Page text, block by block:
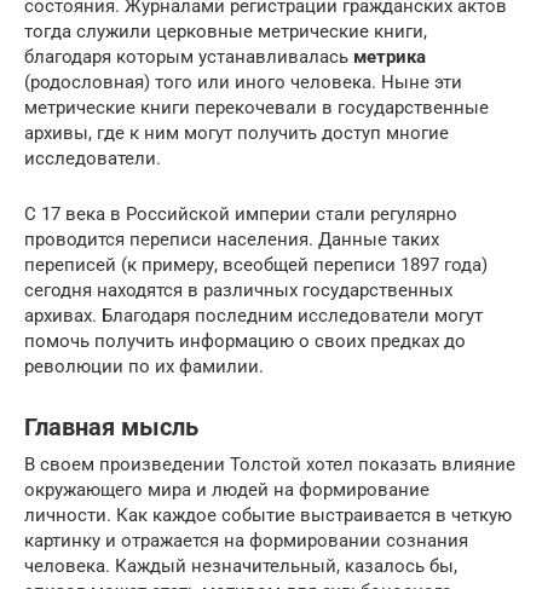
состояния. Журналами регистрации гражданских актов
тогда служили церковные метрические книги,
благодаря которым устанавливалась метрика
(родословная) того или иного человека. Ныне эти
метрические книги перекочевали в государственные
архивы, где к ним могут получить доступ многие
исследователи.
С 17 века в Российской империи стали регулярно
проводится переписи населения. Данные таких
переписей (к примеру, всеобщей переписи 1897 года)
сегодня находятся в различных государственных
архивах. Благодаря последним исследователи могут
помочь получить информацию о своих предках до
революции по их фамилии.
Главная мысль
В своем произведении Толстой хотел показать влияние
окружающего мира и людей на формирование
личности. Как каждое событие выстраивается в четкую
картинку и отражается на формировании сознания
человека. Каждый незначительный, казалось бы,